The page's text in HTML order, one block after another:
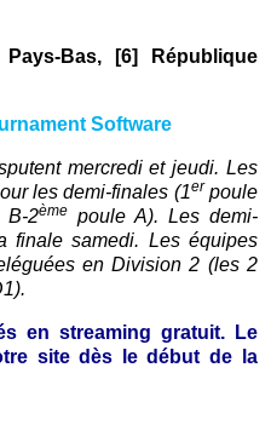
Bas, [6] République
Software
mercredi et jeudi. Les
les demi-finales (1er poule
B-2ème poule A). Les demi-
finale samedi. Les équipes
en Division 2 (les 2
en streaming gratuit. Le
site dès le début de la